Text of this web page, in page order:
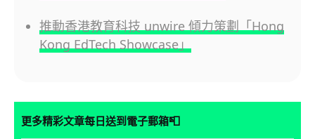
推動香港教育科技 unwire 傾力策劃「Hong
Kong EdTech Showcase」
更多精彩文章每日送到電子郵箱📮